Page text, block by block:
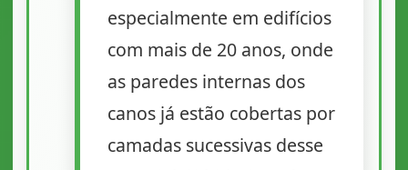
especialmente em edifícios
com mais de 20 anos, onde
as paredes internas dos
canos já estão cobertas por
camadas sucessivas desse